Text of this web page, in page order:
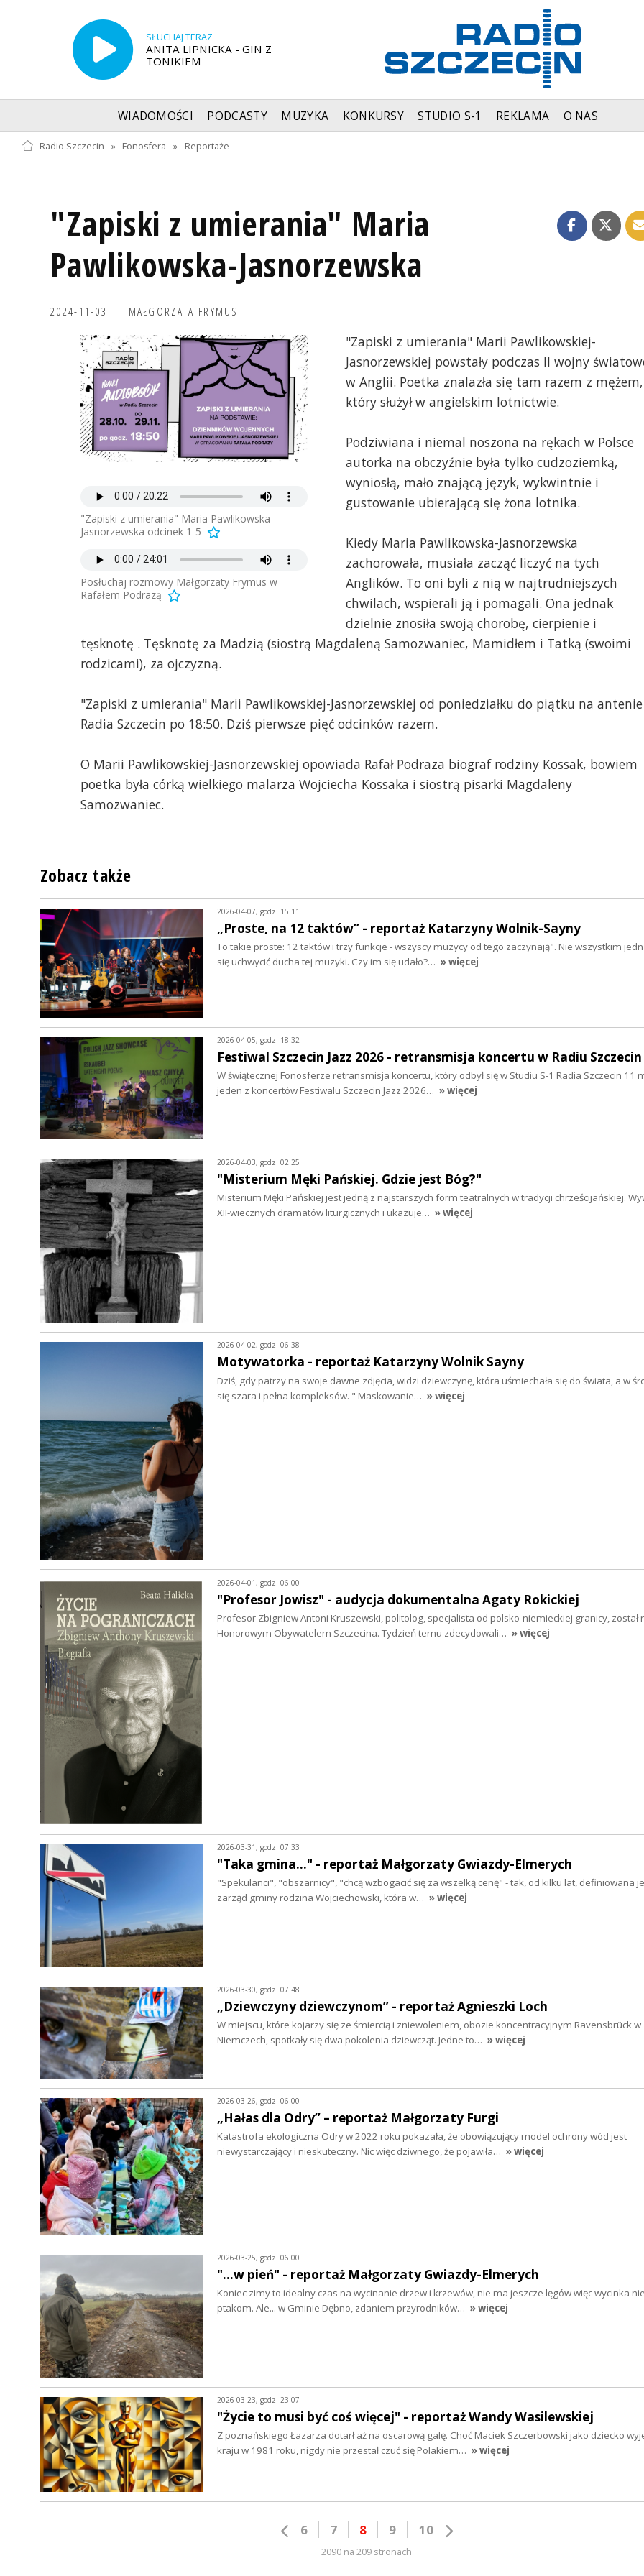
SŁUCHAJ TERAZ
ANITA LIPNICKA - GIN Z
TONIKIEM
WIADOMOŚCI PODCASTY MUZYKA KONKURSY STUDIO S-1 REKLAMA O NAS
Radio Szczecin » Fonosfera » Reportaże
"Zapiski z umierania" Maria
Pawlikowska-Jasnorzewska
2024-11-03 MAŁGORZATA FRYMUS
"Zapiski z umierania" Maria Pawlikowska-
Jasnorzewska odcinek 1-5
Posłuchaj rozmowy Małgorzaty Frymus w
Rafałem Podrazą
"Zapiski z umierania" Marii Pawlikowskiej-
Jasnorzewskiej powstały podczas II wojny
w Anglii. Poetka znalazła się tam razem z mężem,
który służył w angielskim lotnictwie.
Podziwiana i niemal noszona na rękach w Polsce
autorka na obczyźnie była tylko cudzoziemką,
wyniosłą, mało znającą język, wykwintnie i
gustowanie ubierającą się żona lotnika.
Kiedy Maria Pawlikowska-Jasnorzewska
zachorowała, musiała zacząć liczyć na tych
Anglików. To oni byli z nią w najtrudniejszych
chwilach, wspierali ją i pomagali. Ona jednak
dzielnie znosiła swoją chorobę, cierpienie i
tęsknotę . Tęsknotę za Madzią (siostrą Magdaleną Samozwaniec, Mamidłem i Tatką (swoimi
rodzicami), za ojczyzną.
"Zapiski z umierania" Marii Pawlikowskiej-Jasnorzewskiej od poniedziałku do piątku na antenie
Radia Szczecin po 18:50. Dziś pierwsze pięć odcinków razem.
O Marii Pawlikowskiej-Jasnorzewskiej opowiada Rafał Podraza biograf rodziny Kossak, bowiem
poetka była córką wielkiego malarza Wojciecha Kossaka i siostrą pisarki Magdaleny
Samozwaniec.
Zobacz także
2026-04-07, godz. 15:11
„Proste, na 12 taktów” - reportaż Katarzyny Wolnik-Sayny
To takie proste: 12 taktów i trzy funkcje - wszyscy muzycy od tego zaczynają". Nie wszystkim
się uchwycić ducha tej muzyki. Czy im się udało?… » więcej
2026-04-05, godz. 18:32
Festiwal Szczecin Jazz 2026 - retransmisja koncertu w Radiu Szczecin
W świątecznej Fonosferze retransmisja koncertu, który odbył się w Studiu S-1 Radia Szczecin 11
jeden z koncertów Festiwalu Szczecin Jazz 2026… » więcej
2026-04-03, godz. 02:25
"Misterium Męki Pańskiej. Gdzie jest Bóg?"
Misterium Męki Pańskiej jest jedną z najstarszych form teatralnych w tradycji chrześcijańskiej.
XII-wiecznych dramatów liturgicznych i ukazuje… » więcej
2026-04-02, godz. 06:38
Motywatorka - reportaż Katarzyny Wolnik Sayny
Dziś, gdy patrzy na swoje dawne zdjęcia, widzi dziewczynę, która uśmiechała się do świata, a w
się szara i pełna kompleksów. " Maskowanie… » więcej
2026-04-01, godz. 06:00
"Profesor Jowisz" - audycja dokumentalna Agaty Rokickiej
Profesor Zbigniew Antoni Kruszewski, politolog, specjalista od polsko-niemieckiej granicy, został
Honorowym Obywatelem Szczecina. Tydzień temu zdecydowali… » więcej
2026-03-31, godz. 07:33
"Taka gmina..." - reportaż Małgorzaty Gwiazdy-Elmerych
"Spekulanci", "obszarnicy", "chcą wzbogacić się za wszelką cenę" - tak, od kilku lat, definiowana
zarząd gminy rodzina Wojciechowski, która w… » więcej
2026-03-30, godz. 07:48
„Dziewczyny dziewczynom” - reportaż Agnieszki Loch
W miejscu, które kojarzy się ze śmiercią i zniewoleniem, obozie koncentracyjnym Ravensbrück w
Niemczech, spotkały się dwa pokolenia dziewcząt. Jedne to… » więcej
2026-03-26, godz. 06:00
„Hałas dla Odry” – reportaż Małgorzaty Furgi
Katastrofa ekologiczna Odry w 2022 roku pokazała, że obowiązujący model ochrony wód jest
niewystarczający i nieskuteczny. Nic więc dziwnego, że pojawiła… » więcej
2026-03-25, godz. 06:00
"...w pień" - reportaż Małgorzaty Gwiazdy-Elmerych
Koniec zimy to idealny czas na wycinanie drzew i krzewów, nie ma jeszcze lęgów więc wycinka
ptakom. Ale... w Gminie Dębno, zdaniem przyrodników… » więcej
2026-03-23, godz. 23:07
"Życie to musi być coś więcej" - reportaż Wandy Wasilewskiej
Z poznańskiego Łazarza dotarł aż na oscarową galę. Choć Maciek Szczerbowski jako dziecko
kraju w 1981 roku, nigdy nie przestał czuć się Polakiem… » więcej
6 7 8 9 10
2090 na 209 stronach